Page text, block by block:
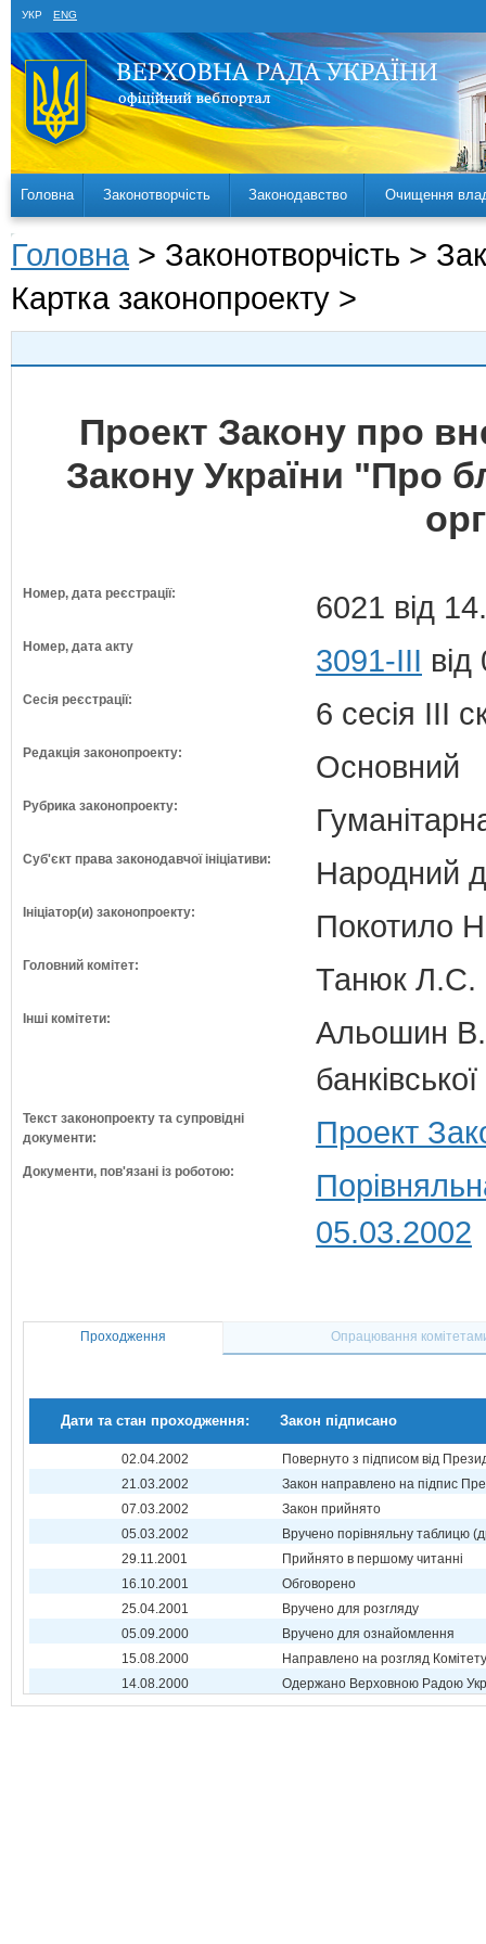
УКР ENG
Головна Законотворчість Законодавство Очищення
Головна > Законотворчість >
Картка законопроекту >
Проект Закону про
Закону України "Про
Номер, дата реєстрації: 6021 від
Номер, дата акту 3091-III
Сесія реєстрації: 6 сесія III
Редакція законопроекту: Основний
Рубрика законопроекту:
Суб'єкт права законодавчої ініціативи: Народний
Ініціатор(и) законопроекту: Покотило
Головний комітет: Танюк Л.С.
Інші комітети:
Альошин
Текст законопроекту та супровідні
документи:
Проект
Документи, пов'язані із роботою:
05.03.2002
Проходження Опрацювання
Дати та стан проходження: Закон підписано
02.04.2002
Повернуто з підписом від
21.03.2002
Закон направлено на підпис
07.03.2002
Закон прийнято
05.03.2002
Вручено порівняльну таблицю
29.11.2001
Прийнято в першому читанні
16.10.2001
Обговорено
25.04.2001
Вручено для розгляду
05.09.2000
Вручено для ознайомлення
15.08.2000
Направлено на розгляд Комітету
14.08.2000
Одержано Верховною Радою